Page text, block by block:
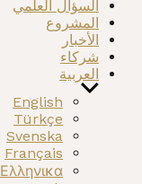
السؤال العلمي
المشروع
الأخبار
شركاء
العربية
Show
sub
menu
English
Türkçe
Svenska
Français
Ελληνικα